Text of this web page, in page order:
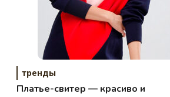
тренды
Платье-свитер — красиво и